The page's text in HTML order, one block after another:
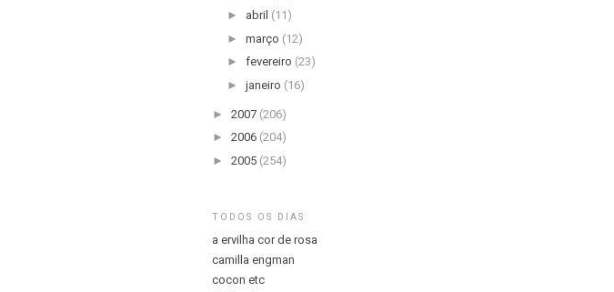
► abril (11)
► março (12)
► fevereiro (23)
► janeiro (16)
► 2007 (206)
► 2006 (204)
► 2005 (254)
TODOS OS DIAS
a ervilha cor de rosa
camilla engman
cocon etc